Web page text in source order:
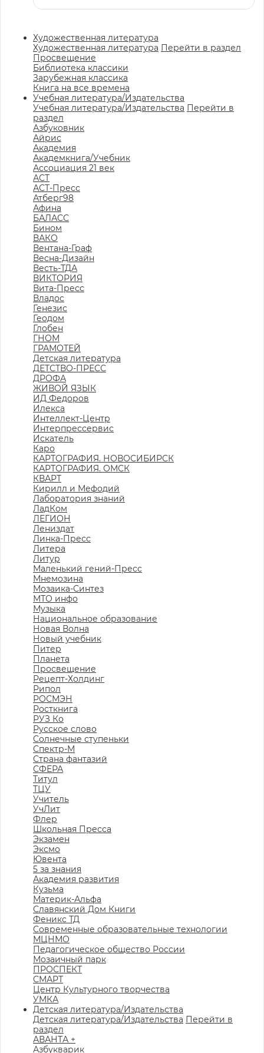
Художественная литература
Художественная литература Перейти в раздел
Просвещение
Библиотека классики
Зарубежная классика
Книга на все времена
Учебная литература/Издательства
Учебная литература/Издательства Перейти в
раздел
Азбуковник
Айрис
Академия
Академкнига/Учебник
Ассоциация 21 век
АСТ
АСТ-Пресс
Атберг98
Афина
БАЛАСС
Бином
ВАКО
Вентана-Граф
Весна-Дизайн
Весть-ТДА
ВИКТОРИЯ
Вита-Пресс
Владос
Генезис
Геодом
Глобен
ГНОМ
ГРАМОТЕЙ
Детская литература
ДЕТСТВО-ПРЕСС
ДРОФА
ЖИВОЙ ЯЗЫК
ИД Федоров
Илекса
Интеллект-Центр
Интерпрессервис
Искатель
Каро
КАРТОГРАФИЯ. НОВОСИБИРСК
КАРТОГРАФИЯ. ОМСК
КВАРТ
Кирилл и Мефодий
Лаборатория знаний
ЛадКом
ЛЕГИОН
Лениздат
Линка-Пресс
Литера
Литур
Маленький гений-Пресс
Мнемозина
Мозаика-Синтез
МТО инфо
Музыка
Национальное образование
Новая Волна
Новый учебник
Питер
Планета
Просвещение
Рецепт-Холдинг
Рипол
РОСМЭН
Росткнига
РУЗ Ко
Русское слово
Солнечные ступеньки
Спектр-М
Страна фантазий
СФЕРА
Титул
ТЦУ
Учитель
УчЛит
Флер
Школьная Пресса
Экзамен
Эксмо
Ювента
5 за знания
Академия развития
Кузьма
Материк-Альфа
Славянский Дом Книги
Феникс ТД
Современные образовательные технологии
МЦНМО
Педагогическое общество России
Мозаичный парк
ПРОСПЕКТ
СМАРТ
Центр Культурного творчества
УМКА
Детская литература/Издательства
Детская литература/Издательства Перейти в
раздел
АВАНТА +
Азбукварик